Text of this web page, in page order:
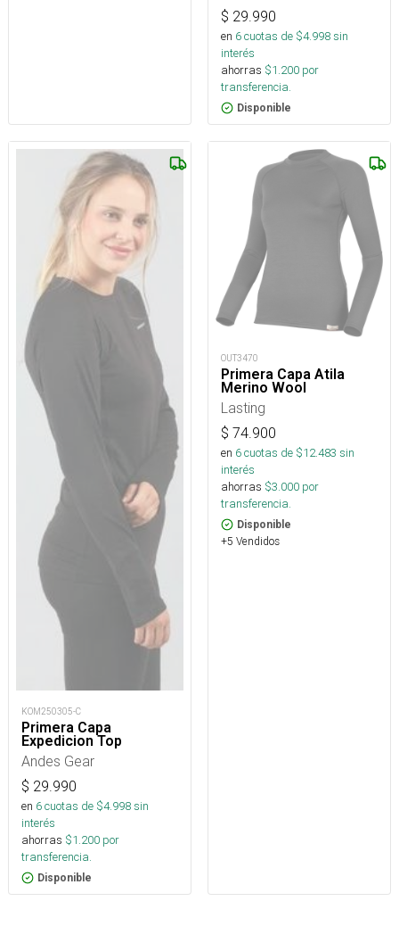
$ 29.990
en 6cuotas de $4.998sin
interés
ahorras $1.200 por
transferencia.
Disponible
KOM250305-C
Primera Capa
Expedicion Top
Andes Gear
$ 29.990
en 6cuotas de $4.998sin
interés
ahorras $1.200 por
transferencia.
Disponible
OUT3470
Primera Capa Atila
Merino Wool
Lasting
$ 74.900
en 6cuotas de $12.483 sin
interés
ahorras $3.000 por
transferencia.
Disponible
+5 Vendidos